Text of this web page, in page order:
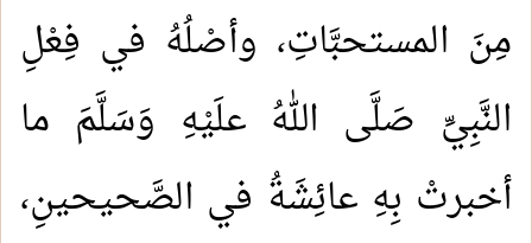
مِنَ المستحبَّاتِ، وأصْلُهُ في فِعْلِ
النَّبِيِّ صَلَّى اللهُ علَيْهِ وَسَلَّمَ ما
أخبرتْ بِهِ عائِشَةُ في الصَّحيحينِ،